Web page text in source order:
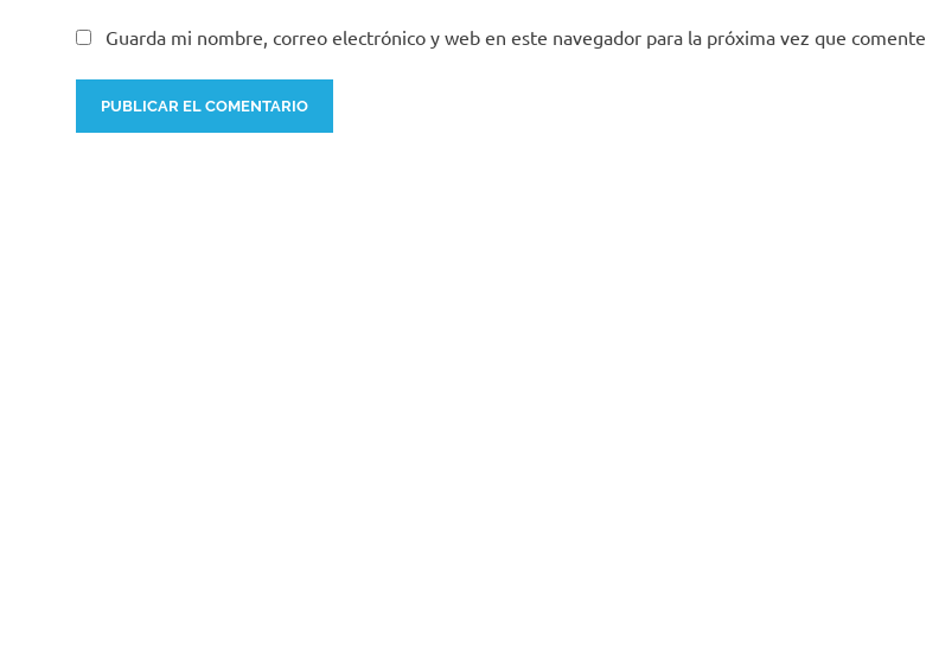
Guarda mi nombre, correo electrónico y web en este navegador para la próxima vez que comente.